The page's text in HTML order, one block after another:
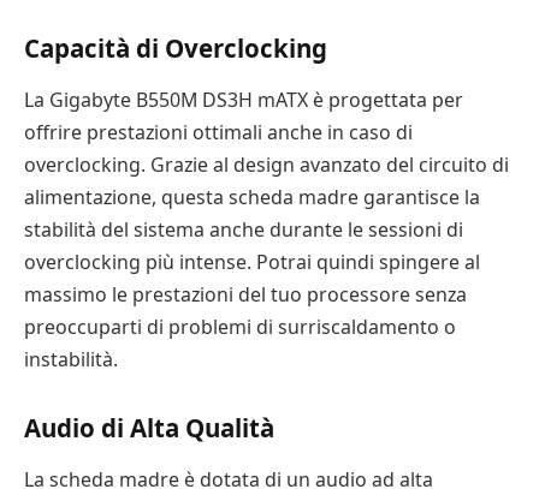
Capacità di Overclocking
La Gigabyte B550M DS3H mATX è progettata per
offrire prestazioni ottimali anche in caso di
overclocking. Grazie al design avanzato del circuito di
alimentazione, questa scheda madre garantisce la
stabilità del sistema anche durante le sessioni di
overclocking più intense. Potrai quindi spingere al
massimo le prestazioni del tuo processore senza
preoccuparti di problemi di surriscaldamento o
instabilità.
Audio di Alta Qualità
La scheda madre è dotata di un audio ad alta